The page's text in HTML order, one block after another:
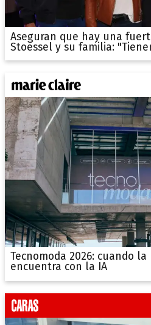
Aseguran que hay una
Stoessel y su familia:
Tecnomoda 2026: cuando
encuentra con la IA